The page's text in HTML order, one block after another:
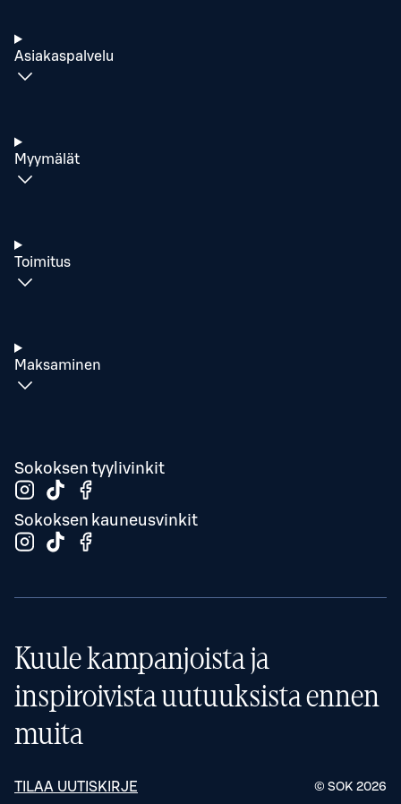
Asiakaspalvelu
Myymälät
Toimitus
Maksaminen
Sokoksen tyylivinkit
Sokoksen kauneusvinkit
Kuule kampanjoista ja
inspiroivista uutuuksista ennen
muita
TILAA UUTISKIRJE © SOK 2026